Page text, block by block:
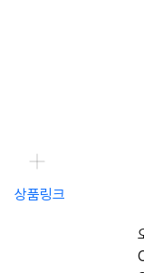
상품링크